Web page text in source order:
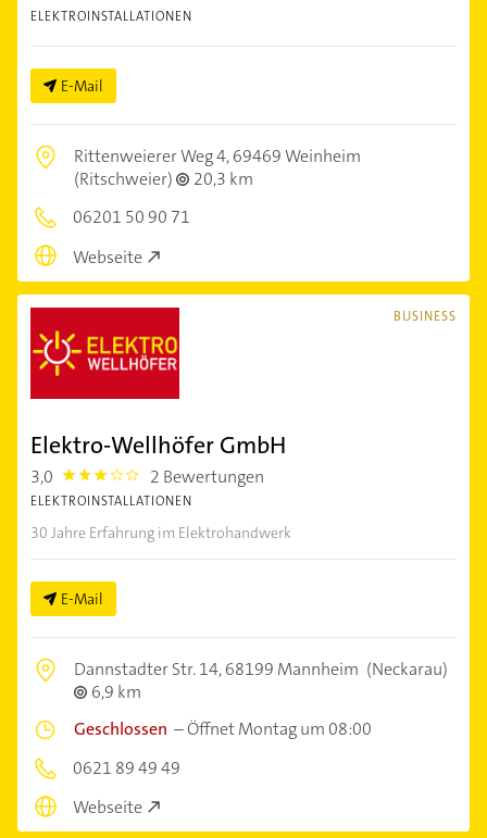
ELEKTROINSTALLATIONEN
E-Mail
Rittenweierer Weg 4,69469 Weinheim
(Ritschweier)
20,3 km
06201 50 90 71
Webseite
BUSINESS
Elektro-Wellhöfer GmbH
3,0 3.0 2 Bewertungen
ELEKTROINSTALLATIONEN
30 Jahre Erfahrung im Elektrohandwerk
E-Mail
Dannstadter Str. 14,68199 Mannheim (Neckarau)
6,9 km
Geschlossen –Öffnet Montag um 08:00
0621 89 49 49
Webseite